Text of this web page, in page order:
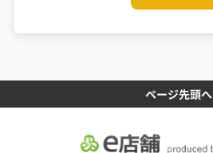
ページ先頭へ